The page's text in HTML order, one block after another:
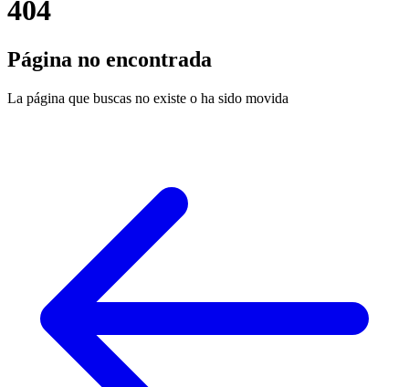
404
Página no encontrada
La página que buscas no existe o ha sido movida